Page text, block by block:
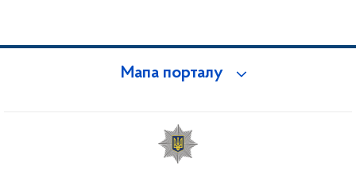
Мапа порталу